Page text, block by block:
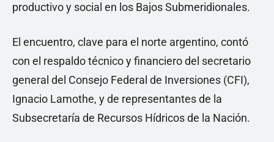
productivo y social en los Bajos Submeridionales.
El encuentro, clave para el norte argentino, contó
con el respaldo técnico y financiero del secretario
general del Consejo Federal de Inversiones (CFI),
Ignacio Lamothe, y de representantes de la
Subsecretaría de Recursos Hídricos de la Nación.